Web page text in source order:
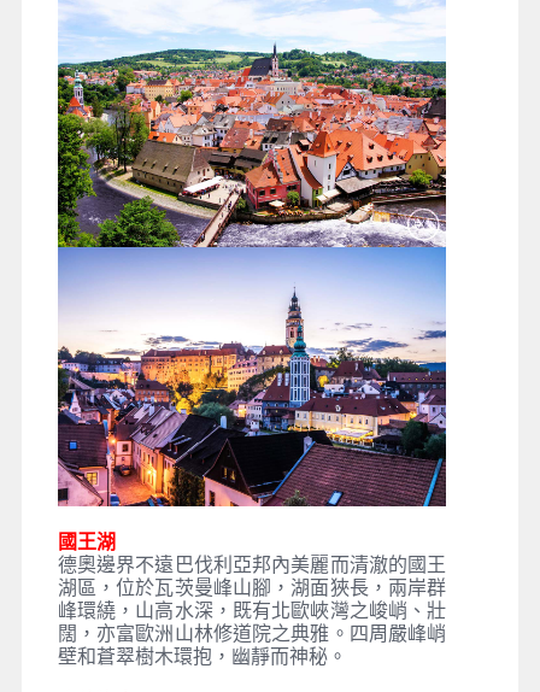
國王湖
德奧邊界不遠巴伐利亞邦內美麗而清澈的國王
湖區，位於瓦茨曼峰山腳，湖面狹長，兩岸群
峰環繞，山高水深，既有北歐峽灣之峻峭、壯
闊，亦富歐洲山林修道院之典雅。四周嚴峰峭
壁和蒼翠樹木環抱，幽靜而神秘。